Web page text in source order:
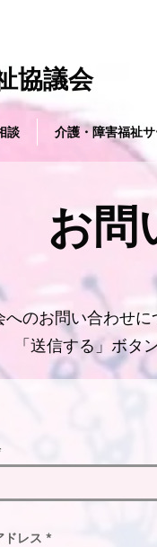
議会
談 介護・障害福祉
お問
のお問い合わせ
「送信する」ボタ
ドレス